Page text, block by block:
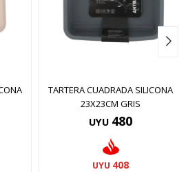
TARTERA CUADRADA SILICONA
23X23CM GRIS
UYU 480
UYU 408